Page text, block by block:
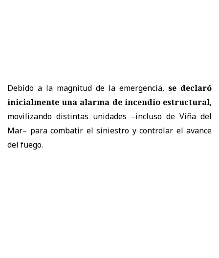
Debido a la magnitud de la emergencia, se declaró
inicialmente una alarma de incendio estructural,
movilizando distintas unidades –incluso de Viña del
Mar– para combatir el siniestro y controlar el avance
del fuego.